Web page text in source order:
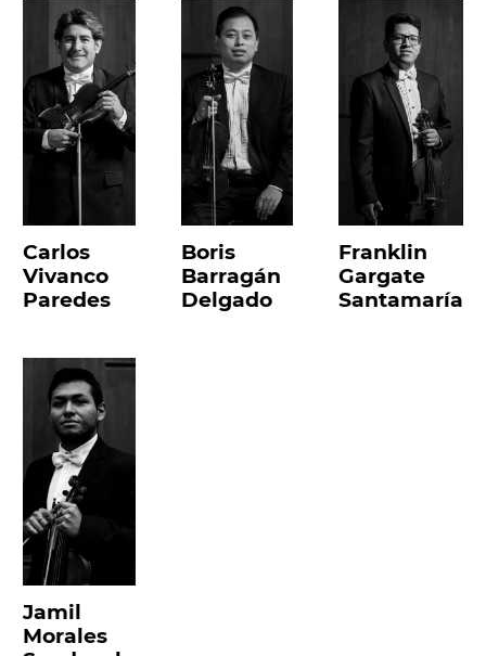
Carlos
Vivanco
Paredes
Boris
Barragán
Delgado
Franklin
Gargate
Santamaría
Jamil
Morales